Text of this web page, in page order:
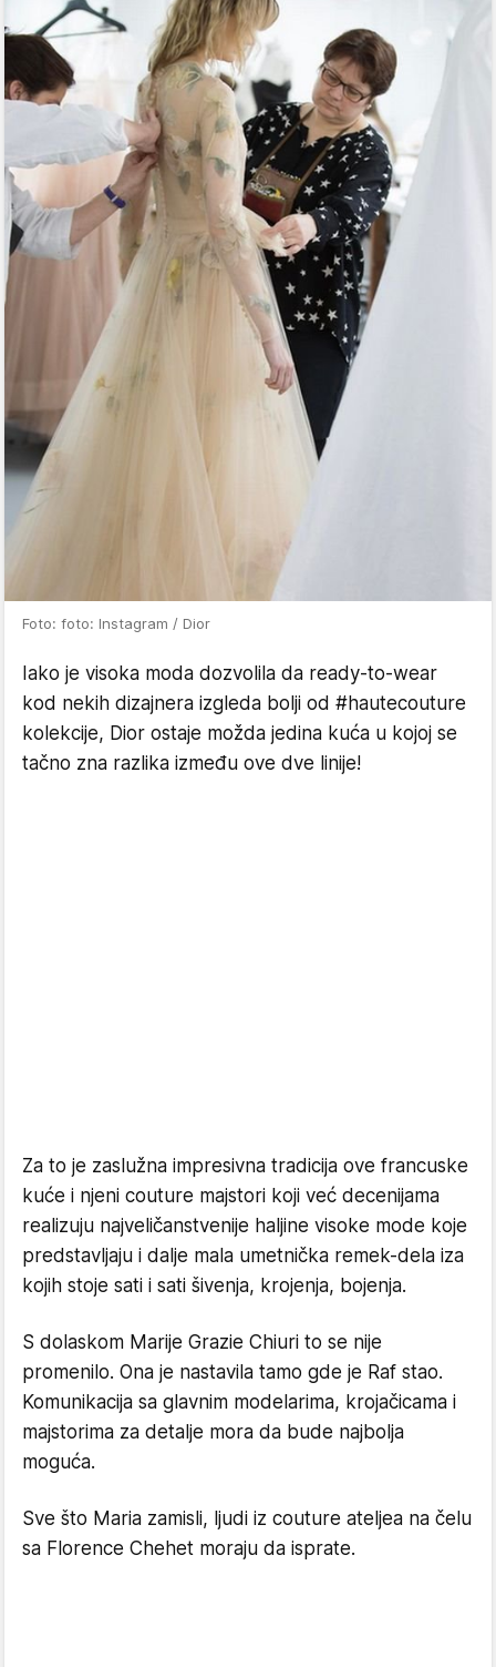
Foto: foto: Instagram / Dior
Iako je visoka moda dozvolila da ready-to-wear
kod nekih dizajnera izgleda bolji od #hautecouture
kolekcije, Dior ostaje možda jedina kuća u kojoj se
tačno zna razlika između ove dve linije!
Za to je zaslužna impresivna tradicija ove francuske
kuće i njeni couture majstori koji već decenijama
realizuju najveličanstvenije haljine visoke mode koje
predstavljaju i dalje mala umetnička remek-dela iza
kojih stoje sati i sati šivenja, krojenja, bojenja.
S dolaskom Marije Grazie Chiuri to se nije
promenilo. Ona je nastavila tamo gde je Raf stao.
Komunikacija sa glavnim modelarima, krojačicama i
majstorima za detalje mora da bude najbolja
moguća.
Sve što Maria zamisli, ljudi iz couture ateljea na čelu
sa Florence Chehet moraju da isprate.